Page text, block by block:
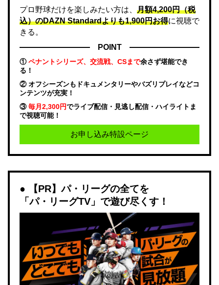
プロ野球だけを楽しみたい方は、 月額4,200円（税
込）のDAZN Standard​よりも1,900円お得に視聴で
きる。
POINT
①ペナントシリーズ、交流戦、CSまで余さず堪能でき
る！
② オフシーズンもドキュメンタリーやバズリプレイなどコ
ンテンツが充実！
③毎月2,300円でライブ配信・見逃し配信・ハイライトま
で視聴可能！
お申し込み特設ページ
【PR】パ・リーグの全てを
「パ・リーグTV」で遊び尽くす！